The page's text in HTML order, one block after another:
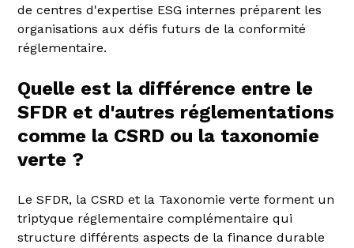
de centres d'expertise ESG internes préparent les
organisations aux défis futurs de la conformité
réglementaire.
Quelle est la différence entre le
SFDR et d'autres réglementations
comme la CSRD ou la taxonomie
verte ?
Le SFDR, la CSRD et la Taxonomie verte forment un
triptyque réglementaire complémentaire qui
structure différents aspects de la finance durable